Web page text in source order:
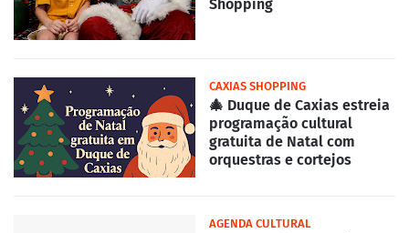
Shopping
CAXIAS SHOPPING
🎄 Duque de Caxias estreia
programação cultural
gratuita de Natal com
orquestras e cortejos
AGENDA CULTURAL